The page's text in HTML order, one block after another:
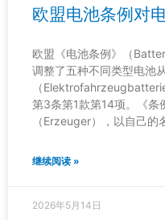
欧盟电池条例对
欧盟《电池条例》（
调整了五种不同类型电池
（
第3条第1款第14项。《条
（Erzeuger），以自己
继续阅读 »
2026年5月14日